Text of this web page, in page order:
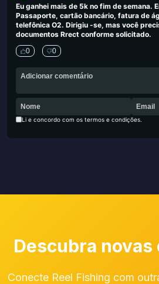
Eu ganhei mais de 5k no fim de semana.
Passaporte, cartão bancário, fatura de
telefônica O2. Dirigiu -se, mas você
documentos Rrect conforme solicitado.
0 0
Li e concordo com os termos e condições.
Descubra
Conecte Reel Fishing com